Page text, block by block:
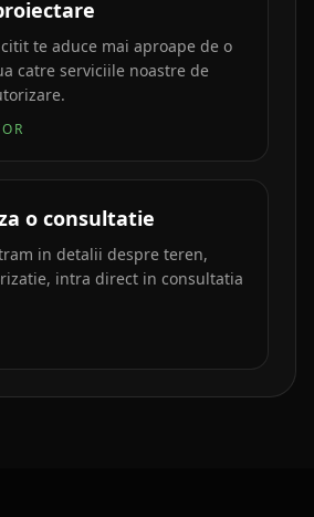
te aduce mai aproape de o
catre serviciile noastre de
o consultatie
in detalii despre teren,
intra direct in consultatia